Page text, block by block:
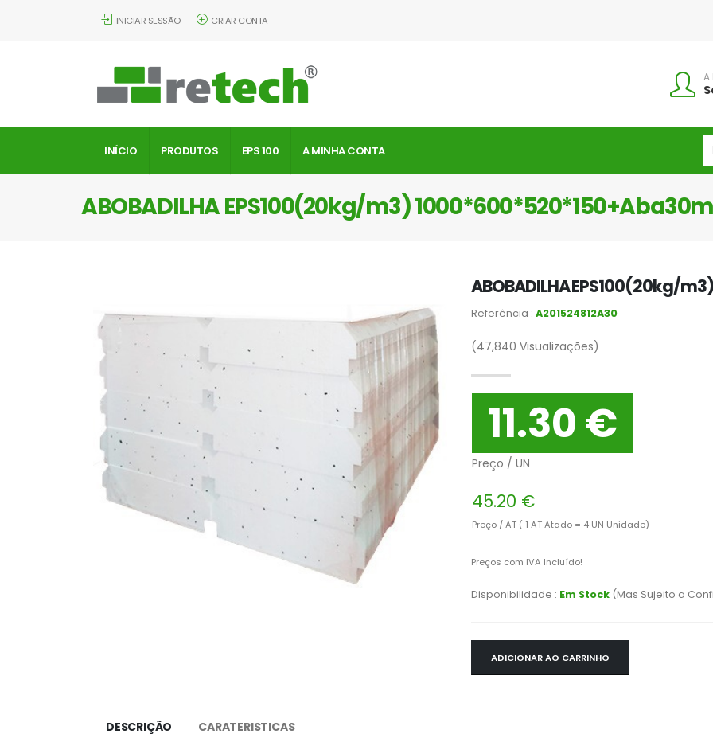
INICIAR SESSÃO CRIAR CONTA
A
INÍCIO PRODUTOS EPS 100 A MINHA CONTA
ABOBADILHA EPS100(20kg/m3)
ABOBADILHA EPS100(20kg/
Referência : A201524812A30
(47,840 Visualizações)
11.30 €
Preço / UN
45.20 €
Preço / AT ( 1 AT Atado = 4 UN Unidade)
Preços com IVA Incluído!
Disponibilidade : Em Stock (Mas Sujeito a
ADICIONAR AO CARRINHO
DESCRIÇÃO CARATERISTICAS